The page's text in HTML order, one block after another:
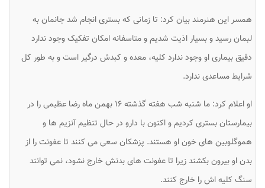
همسر این هنرمند بیان کرد: تا زمانی که بستری انجام شد جانمان به
لبمان رسید و بسیار اذیت شدیم و متاسفانه امکان تفکیک وجود ندارد
دقیق بیماری او وجود ندارد کلیه، معده و کبدش درگیر است و به طور کل
شرایط مساعدی ندارد.
او اعلام کرد: ما شنبه شب هفته گذشته ۱۶ بهمن ماه رضا عظیمی را در
بیمارستان بستری کردیم و اکنون با دارو در حال تنظیم آنزیم ها و
هموگلوبین های خون او هستند. پزشکان سعی می کنند تا عفونت را از
بدن او بیرون بکشند زیرا تا عفونت های بدنش خارج نشود، نمی توانند
سنگ کلیه اش را خارج کنند.